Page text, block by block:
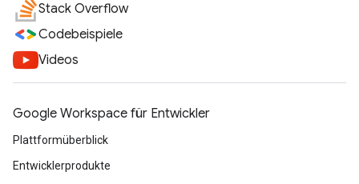
Stack Overflow
Codebeispiele
Videos
Google Workspace für Entwickler
Plattformüberblick
Entwicklerprodukte